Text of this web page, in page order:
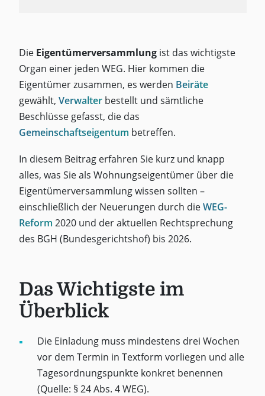
Die Eigentümerversammlungist das wichtigste
Organ einer jeden WEG. Hier kommen die
Eigentümer zusammen, es werden Beiräte
gewählt, Verwalterbestellt und sämtliche
Beschlüsse gefasst, die das
Gemeinschaftseigentum betreffen.
In diesem Beitrag erfahren Sie kurz und knapp
alles, was Sie als Wohnungseigentümer über die
Eigentümerversammlung wissen sollten –
einschließlich der Neuerungen durch dieWEG-
Reform 2020 und der aktuellen Rechtsprechung
des BGH (Bundesgerichtshof) bis 2026.
Das Wichtigste im
Überblick
Die Einladung muss mindestens drei Wochen
vor dem Termin in Textform vorliegen und alle
Tagesordnungspunkte konkret benennen
(Quelle: § 24 Abs. 4 WEG).